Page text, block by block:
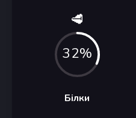
🥩
32%
Білки